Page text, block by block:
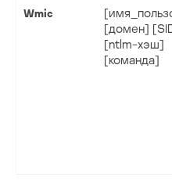
Wmic
[домен]
[ntlm-хэш]
[команда]